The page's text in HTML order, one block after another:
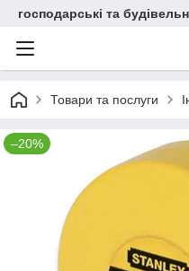
господарські та
Товари та послуги
–20%